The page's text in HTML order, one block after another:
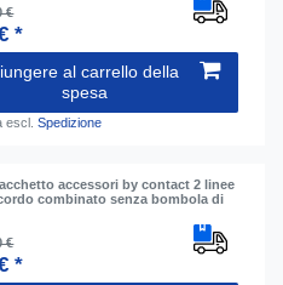
€
*
al carrello della
spesa
escl.Spedizione
accessori by contact 2 linee
combinato senza bombola di
€
*